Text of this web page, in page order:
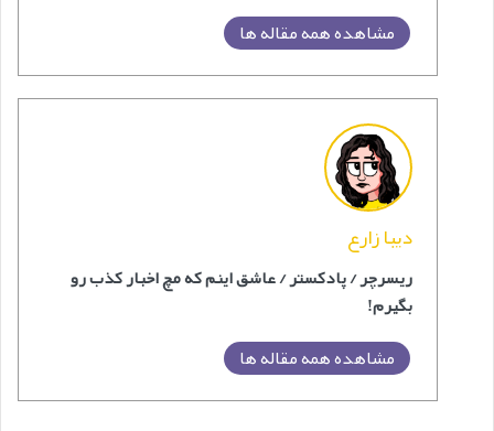
مشاهده همه مقاله ها
دیبا زارع
ریسرچر / پادکستر / عاشق اینم که مچ اخبار کذب رو
بگیرم!
مشاهده همه مقاله ها